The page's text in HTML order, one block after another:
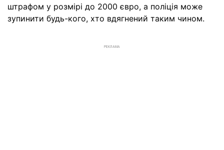
штрафом у розмірі до 2000 євро, а поліція може
зупинити будь-кого, хто вдягнений таким чином.
РЕКЛАМА